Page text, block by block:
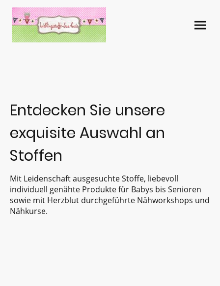
Entdecken Sie unsere
exquisite Auswahl an
Stoffen
Mit Leidenschaft ausgesuchte Stoffe, liebevoll
individuell genähte Produkte für Babys bis Senioren
sowie mit Herzblut durchgeführte Nähworkshops und
Nähkurse.